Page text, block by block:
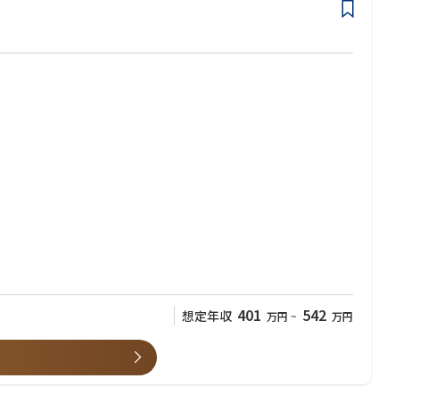
長だけでなく薬剤師向けの研修担当、医療モール開発、人材採用、広
想定年収 401 万円 ~ 542 万円